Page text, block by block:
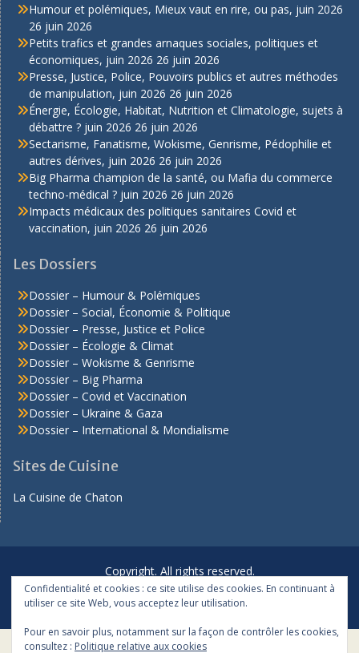
Humour et polémiques, Mieux vaut en rire, ou pas, juin 2026
26 juin 2026
Petits trafics et grandes arnaques sociales, politiques et
économiques, juin 2026 26 juin 2026
Presse, Justice, Police, Pouvoirs publics et autres méthodes
de manipulation, juin 2026 26 juin 2026
Énergie, Écologie, Habitat, Nutrition et Climatologie, sujets à
débattre ? juin 2026 26 juin 2026
Sectarisme, Fanatisme, Wokisme, Genrisme, Pédophilie et
autres dérives, juin 2026 26 juin 2026
Big Pharma champion de la santé, ou Mafia du commerce
techno-médical ? juin 2026 26 juin 2026
Impacts médicaux des politiques sanitaires Covid et
vaccination, juin 2026 26 juin 2026
Les Dossiers
Dossier – Humour & Polémiques
Dossier – Social, Économie & Politique
Dossier – Presse, Justice et Police
Dossier – Écologie & Climat
Dossier – Wokisme & Genrisme
Dossier – Big Pharma
Dossier – Covid et Vaccination
Dossier – Ukraine & Gaza
Dossier – International & Mondialisme
Sites de Cuisine
La Cuisine de Chaton
Copyright. All rights reserved.
Proudly powered by WordPress |Education Hub byWEN
Themes
Confidentialité et cookies : ce site utilise des cookies. En continuant à
utiliser ce site Web, vous acceptez leur utilisation.
Pour en savoir plus, notamment sur la façon de contrôler les cookies,
consultez : Politique relative aux cookies